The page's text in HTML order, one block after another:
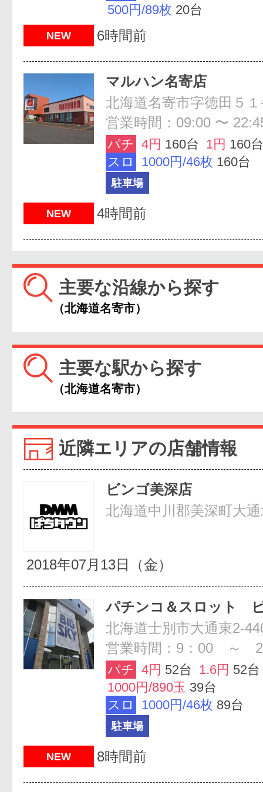
500円/89枚 20台
NEW 6時間前
マルハン名寄店
北海道名寄市字徳田５
営業時間：09:00 〜
パチ 4円 160台 1円 160台
スロ
1000円/46枚 160台
駐車場
NEW 4時間前
主要な沿線から探す
（北海道名寄市）
主要な駅から探す
（北海道名寄市）
近隣エリアの店舗情報
ビンゴ美深店
北海道中川郡美深町大
2018年07月13日（金）
パチンコ＆スロット
北海道士別市大通東2-
営業時間：9：00 ～
パチ 4円 52台 1.6円 52台
1000円/890玉 39台
スロ
1000円/46枚 89台
駐車場
NEW 8時間前